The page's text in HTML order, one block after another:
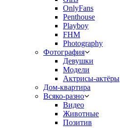
OnlyFans
Penthouse
Playboy
FHM
Photography
Фотография
Девушки
Модели
Актрисы-актёры
Дом-квартира
Всяко-разно
Видео
Животные
Позитив